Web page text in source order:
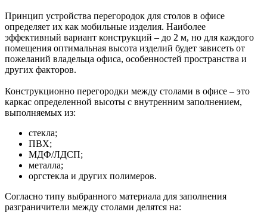
Принцип устройства перегородок для столов в офисе
определяет их как мобильные изделия. Наиболее
эффективный вариант конструкций – до 2 м, но для каждого
помещения оптимальная высота изделий будет зависеть от
пожеланий владельца офиса, особенностей пространства и
других факторов.
Конструкционно перегородки между столами в офисе – это
каркас определенной высоты с внутренним заполнением,
выполняемых из:
стекла;
ПВХ;
МДФ/ЛДСП;
металла;
оргстекла и других полимеров.
Согласно типу выбранного материала для заполнения
разграничители между столами делятся на: